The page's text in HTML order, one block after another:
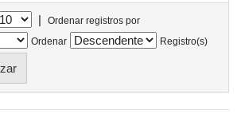
|
Ordenar registros por
Ordenar
Registro(s)